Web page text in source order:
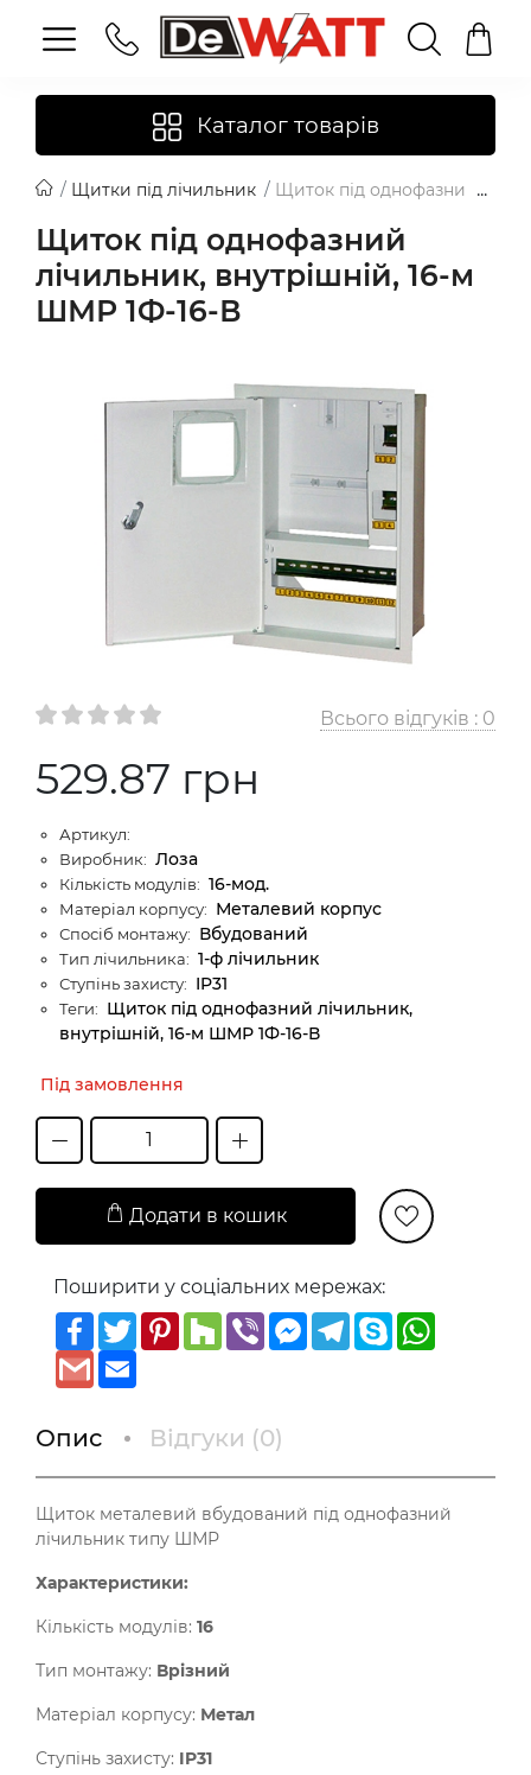
Каталог товарів
Щитки під лічильник Щиток під однофазний
Щиток під однофазний
лічильник, внутрішній, 16-м
ШМР 1Ф-16-В
Всього відгуків : 0
529.87 грн
Артикул:
Виробник: Лоза
Кількість модулів: 16-мод.
Матеріал корпусу: Металевий корпус
Спосіб монтажу: Вбудований
Тип лічильника: 1-ф лічильник
Ступінь захисту: IP31
Теги: Щиток під однофазний лічильник,
внутрішній, 16-м ШМР 1Ф-16-В
Під замовлення
Додати в кошик
Поширити у соціальних мережах:
Facebook
TwitterPinterest
HouzzViberMessenger
Telegram
Skype
Gmail
Опис Відгуки (0)
Щиток металевий вбудований під однофазний
лічильник типу ШМР
Характеристики:
Кількість модулів: 16
Тип монтажу: Врізний
Матеріал корпусу: Метал
Ступінь захисту: IP31